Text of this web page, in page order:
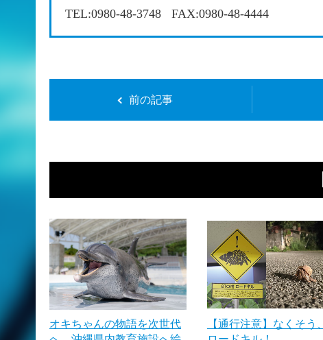
TEL:0980-48-3748 FAX:0980-48-4444
前の記事
オキちゃんの物語を次世代
【通行注意】なくそう、